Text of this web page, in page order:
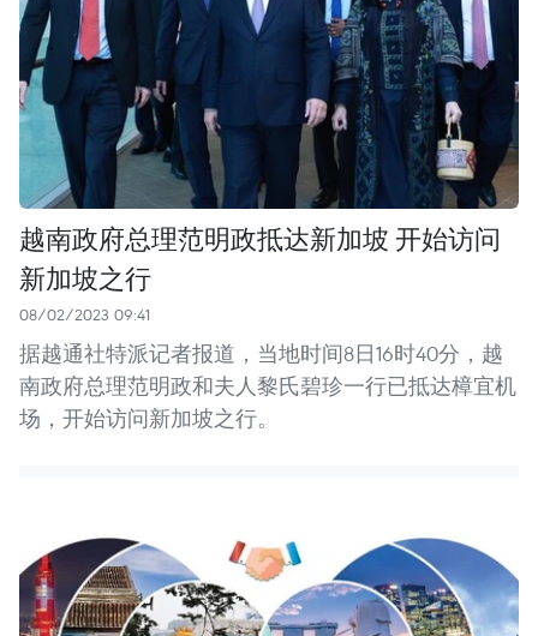
越南政府总理范明政抵达新加坡 开始访问
新加坡之行
08/02/2023 09:41
据越通社特派记者报道，当地时间8日16时40分，越
南政府总理范明政和夫人黎氏碧珍一行已抵达樟宜机
场，开始访问新加坡之行。